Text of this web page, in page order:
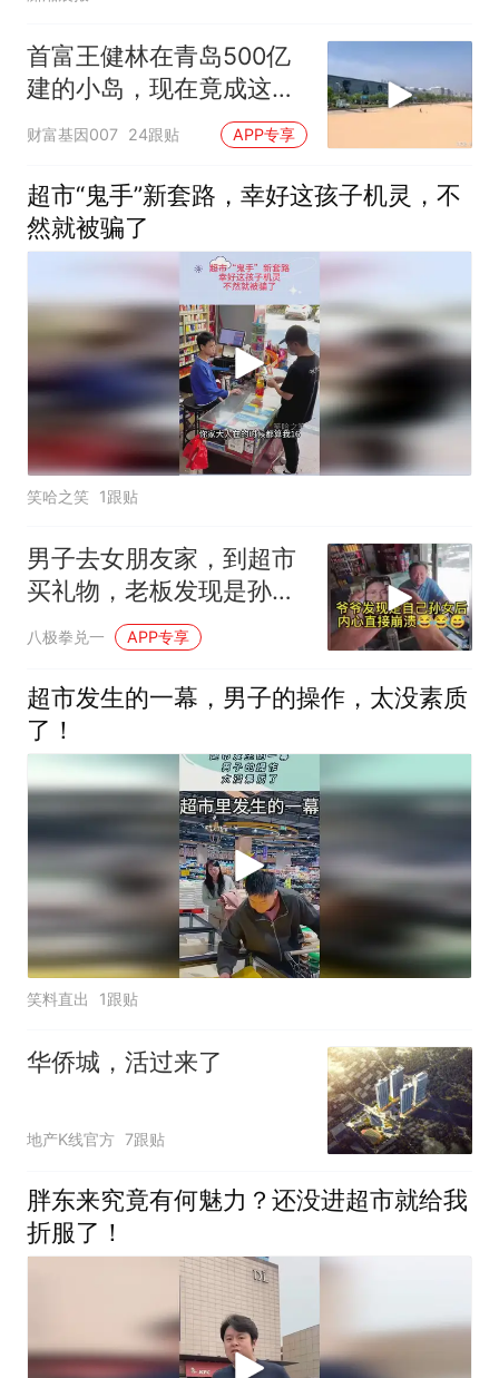
首富王健林在青岛500亿
建的小岛，现在竟成这样
了，真不敢相信
财富基因007 24跟贴 APP专享
超市“鬼手”新套路，幸好这孩子机灵，不
然就被骗了
笑哈之笑 1跟贴
男子去女朋友家，到超市
买礼物，老板发现是孙女
后，内心崩溃-
八极拳兑一 APP专享
超市发生的一幕，男子的操作，太没素质
了！
笑料直出 1跟贴
华侨城，活过来了
地产K线官方 7跟贴
胖东来究竟有何魅力？还没进超市就给我
折服了！